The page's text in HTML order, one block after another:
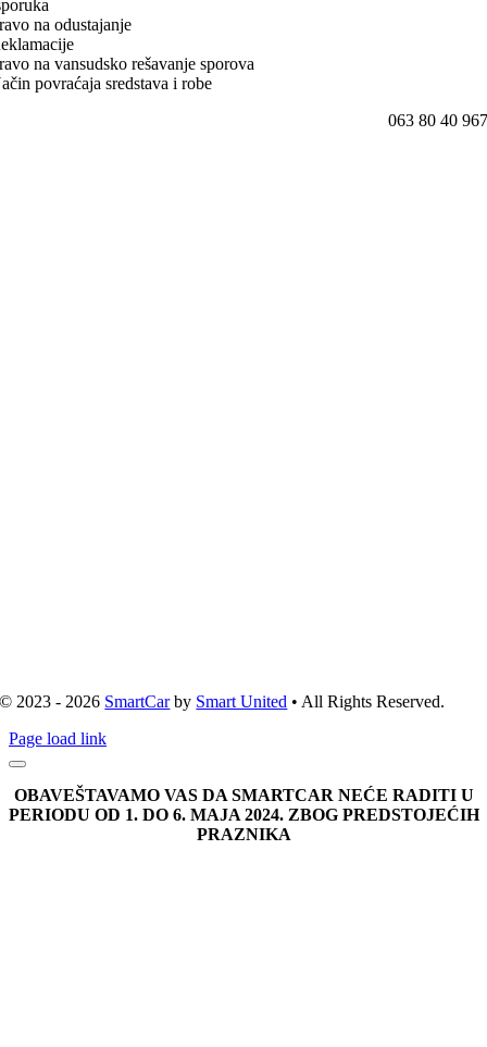
na odustajanje
na vansudsko rešavanje sporova
povraćaja sredstava i robe
063 80 40 967
© 2023 - 2026 SmartCarby Smart United • All Rights Reserved.
Page load link
OBAVEŠTAVAMO VAS DA SMARTCAR NEĆE RADITI U
PERIODU OD 1. DO 6. MAJA 2024. ZBOG PREDSTOJEĆIH
PRAZNIKA